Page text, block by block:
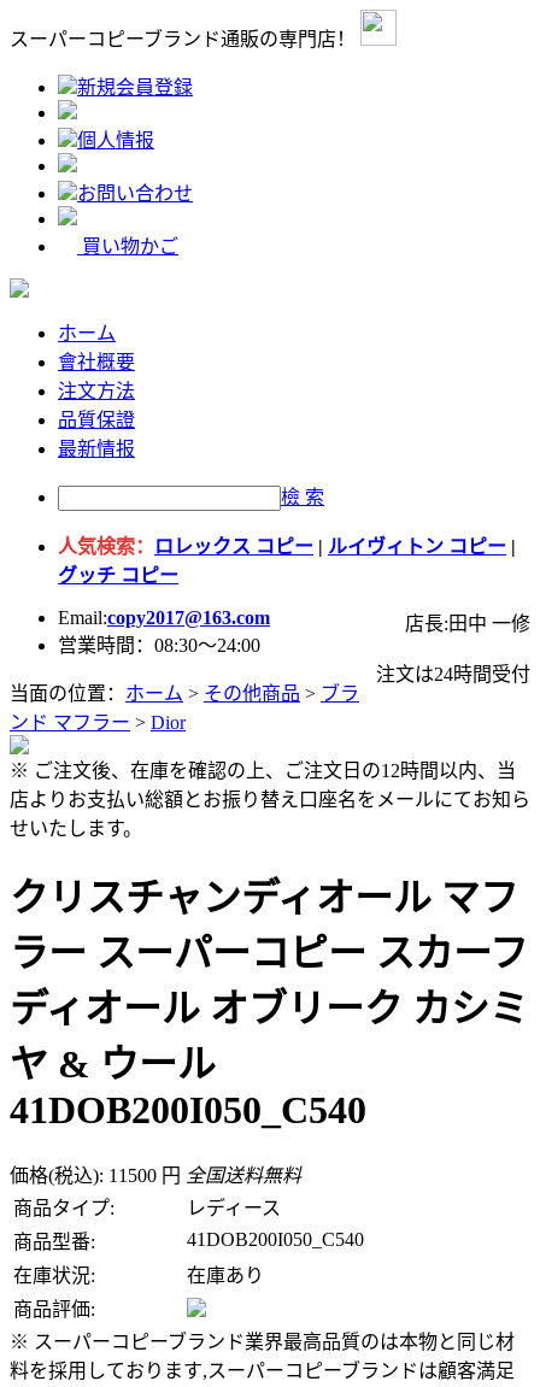
スーパーコピーブランド通販の専門店！
新規会員登録
個人情报
お問い合わせ
買い物かご
ホーム
會社概要
注文方法
品質保證
最新情报
檢 索
人気検索： ロレックス コピー | ルイヴィトン コピー |
グッチ コピー
Email:copy2017@163.com
店長:田中 一修
営業時間：08:30～24:00
注文は24時間受付
当面の位置： ホーム > その他商品 > ブラ
ンド マフラー > Dior
※ ご注文後、在庫を確認の上、ご注文日の12時間以内、当
店よりお支払い総額とお振り替え口座名をメールにてお知ら
せいたします。
クリスチャンディオール マフ
ラー スーパーコピー スカーフ
ディオール オブリーク カシミ
ヤ & ウール
41DOB200I050_C540
価格(税込): 11500 円 全国送料無料
商品タイプ:
レディース
商品型番:
41DOB200I050_C540
在庫状況:
在庫あり
商品評価:
※ スーパーコピーブランド業界最高品質のは本物と同じ材
料を採用しております,スーパーコピーブランドは顧客満足